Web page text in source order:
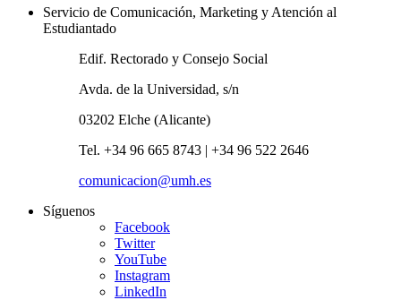
Servicio de Comunicación, Marketing y Atención al
Estudiantado
Edif. Rectorado y Consejo Social
Avda. de la Universidad, s/n
03202 Elche (Alicante)
Tel. +34 96 665 8743 | +34 96 522 2646
comunicacion@umh.es
Síguenos
Facebook
Twitter
YouTube
Instagram
LinkedIn